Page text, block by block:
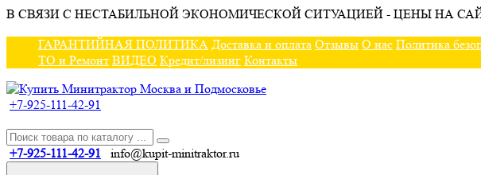
В СВЯЗИ С НЕСТАБИЛЬНОЙ ЭКОНОМИЧЕСКОЙ СИТУАЦИЕЙ - ЦЕНЫ НА
ГАРАНТИЙНАЯ ПОЛИТИКА Доставка и оплата Отзывы О нас Политика
ТО и Ремонт ВИДЕО Кредит/лизинг Контакты
+7-925-111-42-91
+7-925-111-42-91 info@kupit-minitraktor.ru